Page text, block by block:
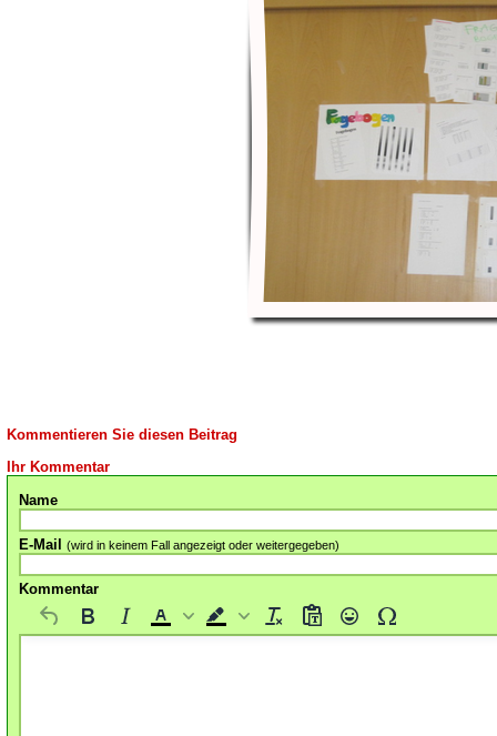
Kommentieren Sie diesen Beitrag
Ihr Kommentar
Name
E-Mail (wird in keinem Fall angezeigt oder weitergegeben)
Kommentar